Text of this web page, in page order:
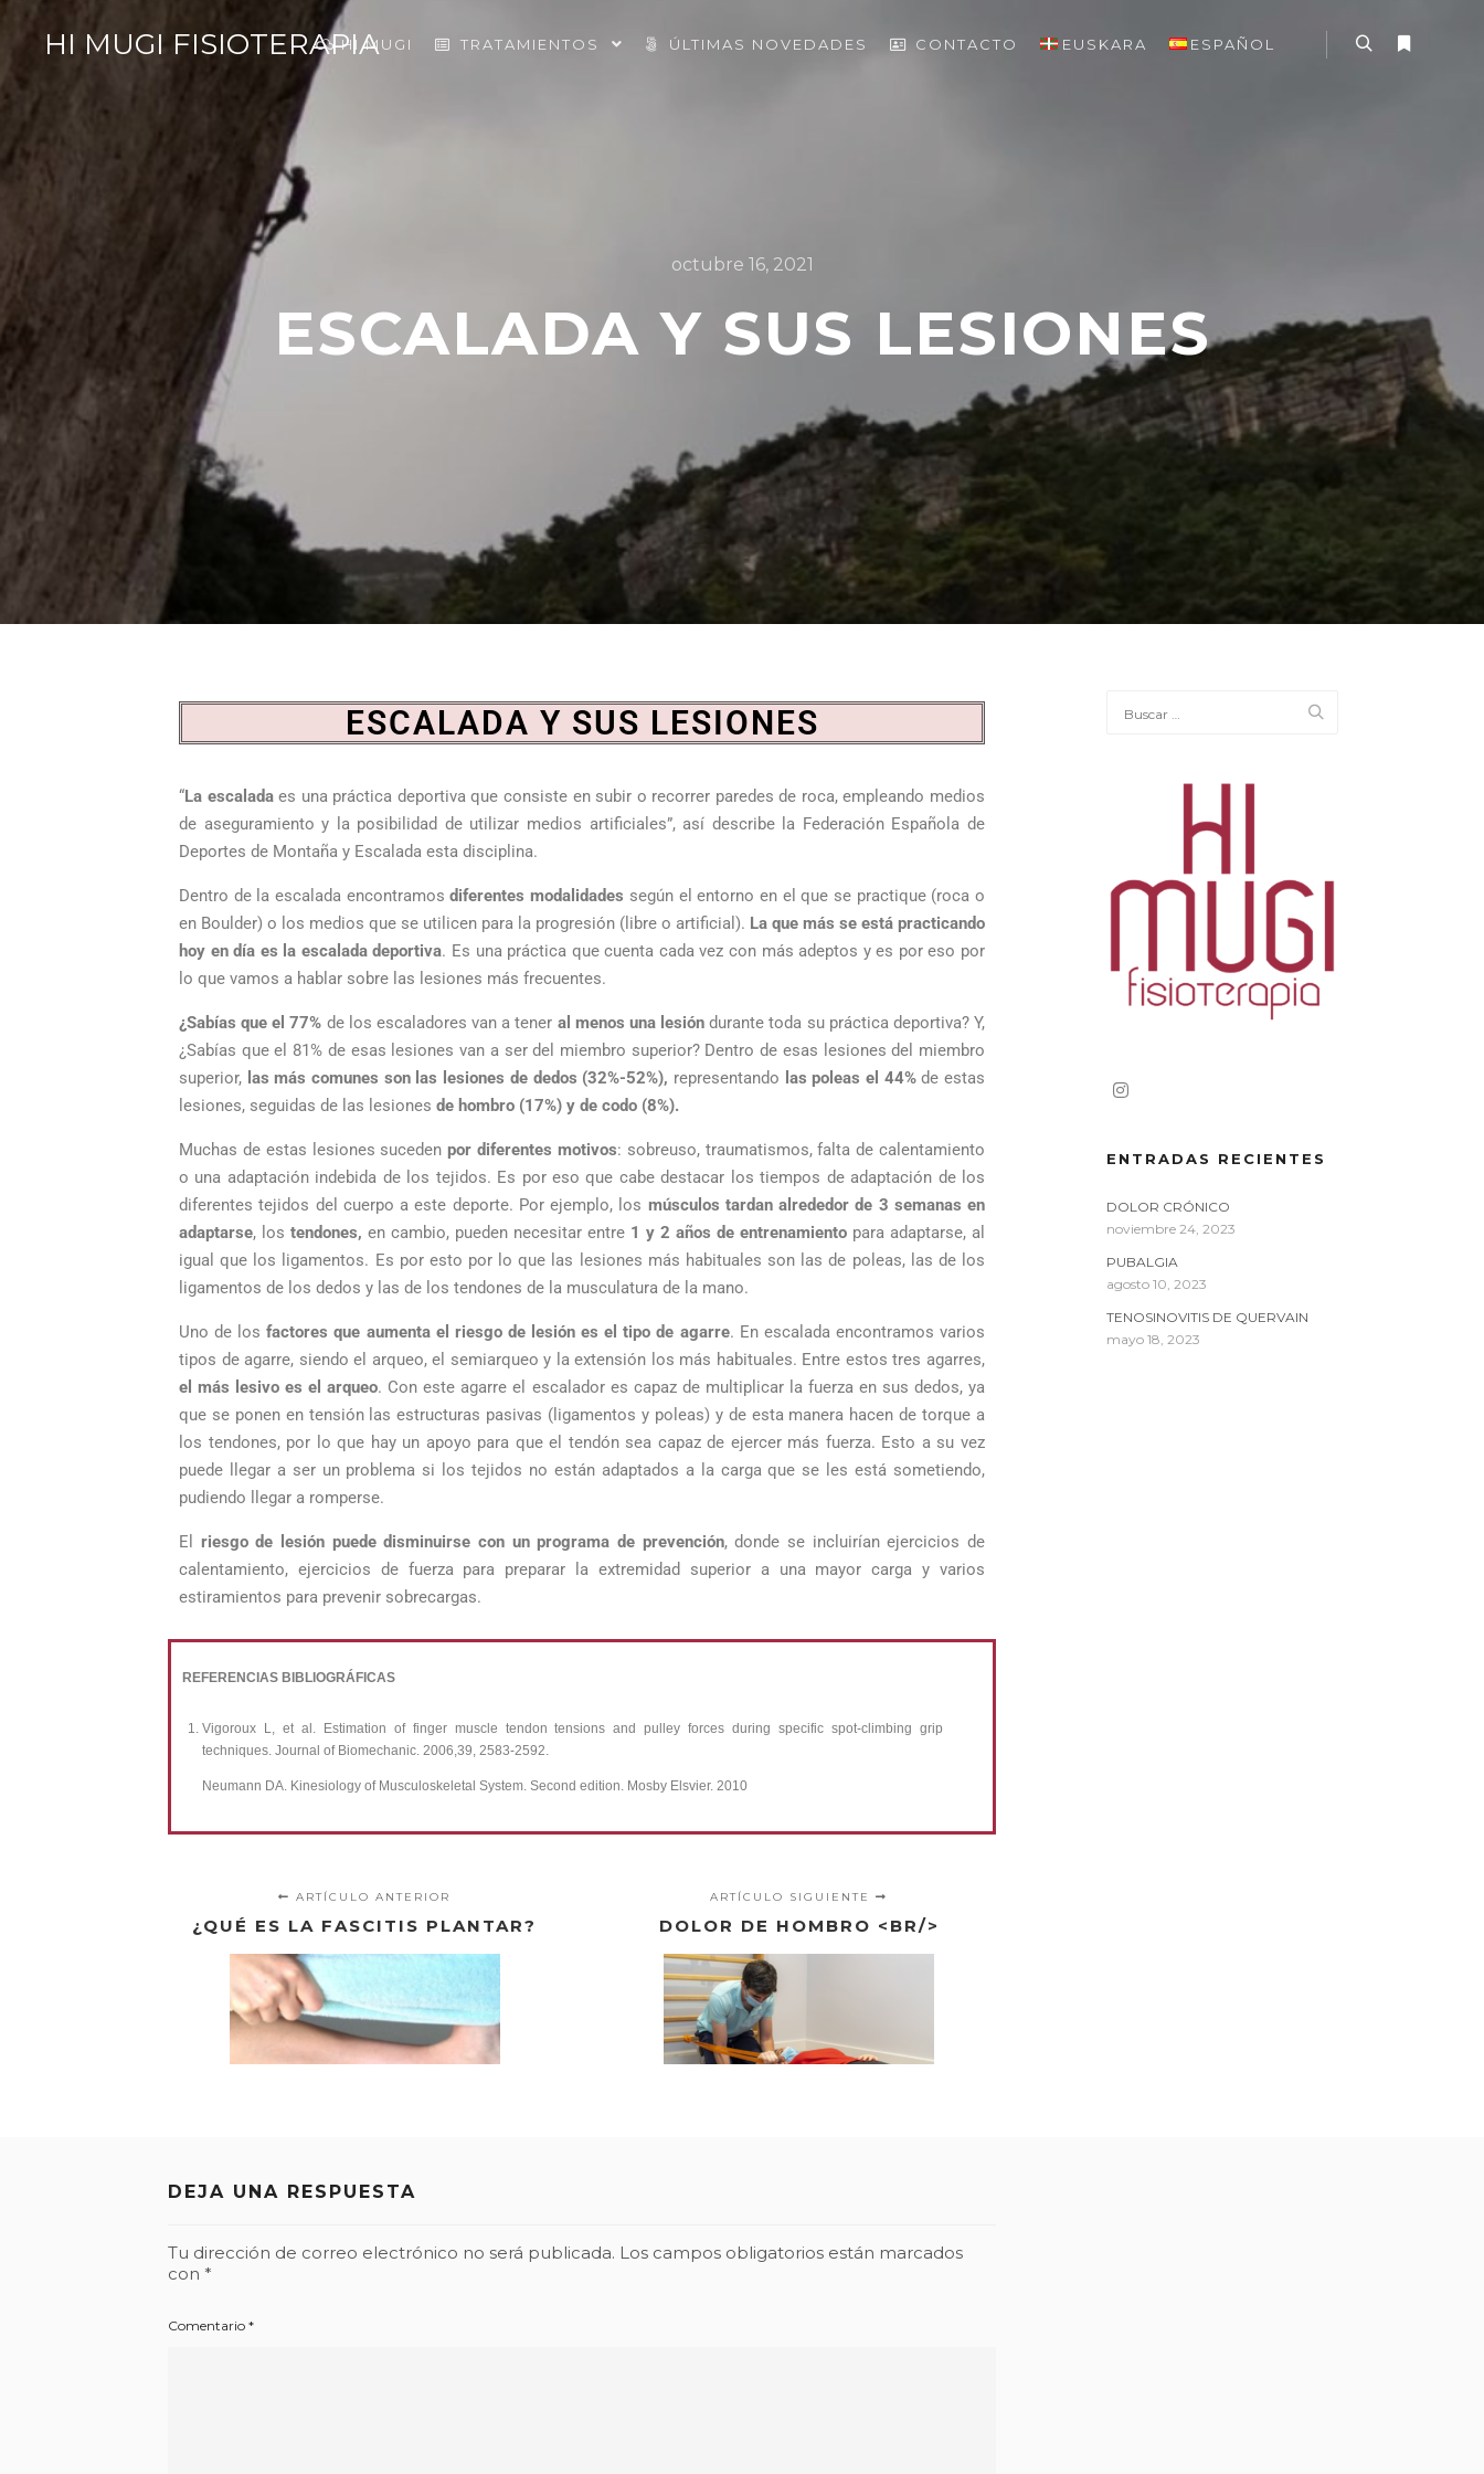
HI MUGI FISIOTERAPIA
HI MUGI TRATAMIENTOS ÚLTIMAS NOVEDADES CONTACTO EUSKARA ESPAÑOL
octubre 16, 2021
ESCALADA Y SUS LESIONES
ESCALADA Y SUS LESIONES
“La escaladaes una práctica deportiva que consiste en subir o recorrer paredes de roca, empleando medios
de aseguramiento y la posibilidad de utilizar medios artificiales”, así describe la Federación Española de
Deportes de Montaña y Escalada esta disciplina.
Dentro de la escalada encontramosdiferentes modalidades según el entorno en el que se practique (roca o
en Boulder) o los medios que se utilicen para la progresión (libre o artificial). La que más se está practicando
hoy en día es la escalada deportiva. Es una práctica que cuenta cada vez con más adeptos y es por eso por
lo que vamos a hablar sobre las lesiones más frecuentes.
¿Sabías que el 77% de los escaladores van a tener al menos una lesión durante toda su práctica deportiva? Y,
¿Sabías que el 81% de esas lesiones van a ser del miembro superior? Dentro de esas lesiones del miembro
superior, las más comunes son las lesiones de dedos (32%-52%), representando las poleas el 44%de estas
lesiones, seguidas de las lesiones de hombro (17%) y de codo (8%).
Muchas de estas lesiones sucedenpor diferentes motivos: sobreuso, traumatismos, falta de calentamiento
o una adaptación indebida de los tejidos. Es por eso que cabe destacar los tiempos de adaptación de los
diferentes tejidos del cuerpo a este deporte. Por ejemplo, los músculos tardan alrededor de 3 semanas en
adaptarse, los tendones, en cambio, pueden necesitar entre 1 y 2 años de entrenamiento para adaptarse, al
igual que los ligamentos. Es por esto por lo que las lesiones más habituales son las de poleas, las de los
ligamentos de los dedos y las de los tendones de la musculatura de la mano.
Uno de losfactores que aumenta el riesgo de lesión es el tipo de agarre. En escalada encontramos varios
tipos de agarre, siendo el arqueo, el semiarqueo y la extensión los más habituales. Entre estos tres agarres,
el más lesivo es el arqueo. Con este agarre el escalador es capaz de multiplicar la fuerza en sus dedos, ya
que se ponen en tensión las estructuras pasivas (ligamentos y poleas) y de esta manera hacen de torque a
los tendones, por lo que hay un apoyo para que el tendón sea capaz de ejercer más fuerza. Esto a su vez
puede llegar a ser un problema si los tejidos no están adaptados a la carga que se les está sometiendo,
pudiendo llegar a romperse.
El riesgo de lesión puede disminuirse con un programa de prevención, donde se incluirían ejercicios de
calentamiento, ejercicios de fuerza para preparar la extremidad superior a una mayor carga y varios
estiramientos para prevenir sobrecargas.
REFERENCIAS BIBLIOGRÁFICAS
Vigoroux L, et al. Estimation of finger muscle tendon tensions and pulley forces during specific spot-climbing grip
techniques. Journal of Biomechanic. 2006,39, 2583-2592.
Neumann DA. Kinesiology of Musculoskeletal System. Second edition. Mosby Elsvier. 2010
ARTÍCULO ANTERIOR
¿QUÉ ES LA FASCITIS PLANTAR?
ARTÍCULO SIGUIENTE
DOLOR DE HOMBRO <BR/>
DEJA UNA RESPUESTA
Tu dirección de correo electrónico no será publicada. Los campos obligatorios están marcados
con *
Comentario *
ENTRADAS RECIENTES
DOLOR CRÓNICO
noviembre 24, 2023
PUBALGIA
agosto 10, 2023
TENOSINOVITIS DE QUERVAIN
mayo 18, 2023